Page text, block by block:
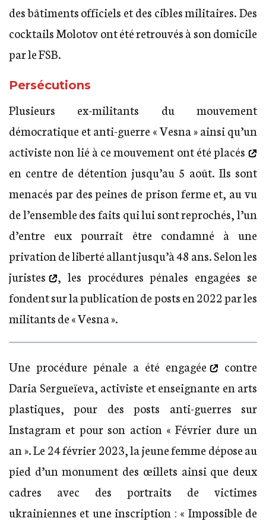
des bâtiments officiels et des cibles militaires. Des
cocktails Molotov ont été retrouvés à son domicile
par le FSB.
Persécutions
Plusieurs ex-militants du mouvement
démocratique et anti-guerre « Vesna » ainsi qu’un
activiste non lié à ce mouvementont été placés
en centre de détention jusqu’au 5 août. Ils sont
menacés par des peines de prison ferme et, au vu
de l’ensemble des faits qui lui sont reprochés, l’un
d’entre eux pourrait être condamné à une
privation de liberté allant jusqu’à 48 ans.Selon les
juristes
, les procédures pénales engagées se
fondent sur la publication de posts en 2022 par les
militants de « Vesna ».
Une procédure pénale a été engagée
contre
Daria Sergueïeva, activiste et enseignante en arts
plastiques, pour des posts anti-guerres sur
Instagram et pour son action « Février dure un
an ». Le 24 février 2023, la jeune femme dépose au
pied d’un monument des œillets ainsi que deux
cadres avec des portraits de victimes
ukrainiennes et une inscription : « Impossible de